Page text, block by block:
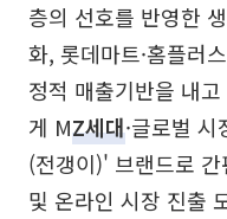
층의 선호를 반영한
화, 롯데마트·홈플러
정적 매출기반을 내
게 MZ세대·글로벌
(전갱이)' 브랜드로
및 온라인 시장 진출